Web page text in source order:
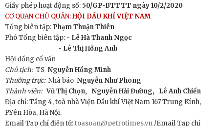
Giấy phép hoạt động số: 50/GP-BTTTT ngày 10/2/2020
CƠ QUAN CHỦ QUẢN:HỘI DẦU KHÍ VIỆT NAM
Tổng biên tập: Phạm Thuận Thiên
Phó Tổng biên tập: - Lê Hà Thanh Ngọc
- Lê Thị Hồng Anh
Hội đồng cố vấn
Chủ tịch:TS Nguyễn Hồng Minh
Thường trực: Nhà báo Nguyễn Như Phong
Thành viên: Vũ Thị Chọn, Nguyễn Hải Đường,
Lê Anh Chiến
Địa chỉ: Tầng 4, toà nhà Viện Dầu khí Việt Nam 167 Trung Kính,
P.Yên Hòa, Hà Nội.
Email Tạp chí điện tử:toasoan@petrotimes.vn /Email Tạp chí